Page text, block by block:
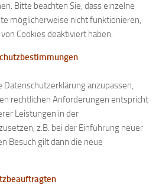
Bitte beachten Sie, dass einzelne
möglicherweise nicht funktionieren,
Cookies deaktiviert haben.
Datenschutzerklärung anzupassen,
rechtlichen Anforderungen entspricht
Leistungen in der
z.B. bei der Einführung neuer
Besuch gilt dann die neue